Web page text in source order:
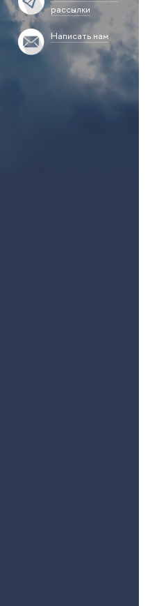
рассылки
Написать нам